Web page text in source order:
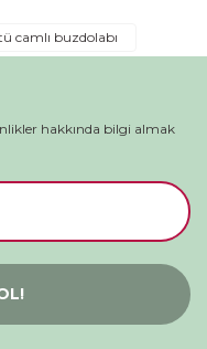
camlı buzdolabı
hakkında bilgi almak